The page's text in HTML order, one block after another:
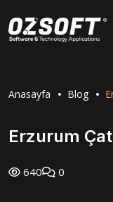
Anasayfa Blog
Erzurum
640 0